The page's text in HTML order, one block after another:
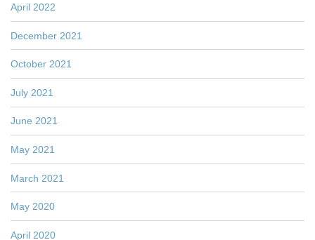
April 2022
December 2021
October 2021
July 2021
June 2021
May 2021
March 2021
May 2020
April 2020